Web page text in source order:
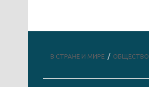
В СТРАНЕ И МИРЕ ОБЩЕСТВО